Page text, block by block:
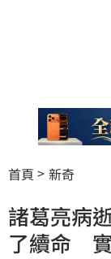
首頁 新奇
諸葛亮病
了續命